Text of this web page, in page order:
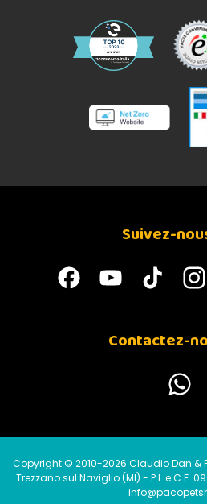
Suivez-
Contactez-
Copyright © 2010-2026 Claudio Dan &
Trezzano sul Naviglio (MI) - P.I. e C.F.